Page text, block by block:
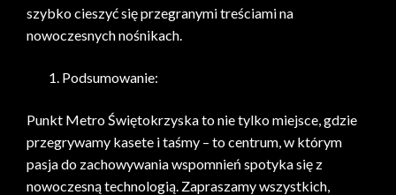
szybko cieszyć się przegranymi treściami na
nowoczesnych nośnikach.
Podsumowanie:
Punkt Metro Świętokrzyska to nie tylko miejsce, gdzie
przegrywamy kasete i taśmy – to centrum, w którym
pasja do zachowywania wspomnień spotyka się z
nowoczesną technologią. Zapraszamy wszystkich,